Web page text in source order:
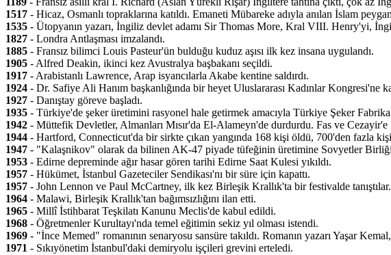
1517 - Hicaz, Osmanlı topraklarına katıldı. Emaneti Mübareke adıyla anılan İslam
1535 - Ütopyanın yazarı, İngiliz devlet adamı Sir Thomas More, Kral VIII. Henry'yi,
1827 - Londra Antlaşması imzalandı.
1885 - Fransız bilimci Louis Pasteur'ün bulduğu kuduz aşısı ilk kez insana uygulandı.
1905 - Alfred Deakin, ikinci kez Avustralya başbakanı seçildi.
1917 - Arabistanlı Lawrence, Arap isyancılarla Akabe kentine saldırdı.
1924 - Dr. Safiye Ali Hanım başkanlığında bir heyet Uluslararası Kadınlar Kongresi'ne
1927 - Danıştay göreve başladı.
1935 - Türkiye'de şeker üretimini rasyonel hale getirmek amacıyla Türkiye Şeker
1942 - Müttefik Devletler, Almanları Mısır'da El-Alameyn'de durdurdu. Fas ve
1944 - Hartford, Connecticut'da bir sirkte çıkan yangında 168 kişi öldü, 700'den fazla
1947 - "Kalaşnikov" olarak da bilinen AK-47 piyade tüfeğinin üretimine Sovyetler
1953 - Edirne depreminde ağır hasar gören tarihi Edirne Saat Kulesi yıkıldı.
1957 - Hükümet, İstanbul Gazeteciler Sendikası'nı bir süre için kapattı.
1957 - John Lennon ve Paul McCartney, ilk kez Birleşik Krallık'ta bir festivalde tanıştılar.
1964 - Malawi, Birleşik Krallık'tan bağımsızlığını ilan etti.
1965 - Millî İstihbarat Teşkilatı Kanunu Meclis'de kabul edildi.
1968 - Öğretmenler Kurultayı'nda temel eğitimin sekiz yıl olması istendi.
1969 - "İnce Memed" romanının senaryosu sansüre takıldı. Romanın yazarı Yaşar
1971 - Sıkıyönetim İstanbul'daki demiryolu işçileri grevini erteledi.